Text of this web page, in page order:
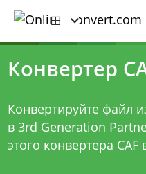
Конвертер
Конвертируйте файл
в 3rd Generation
этого конвертера CAF